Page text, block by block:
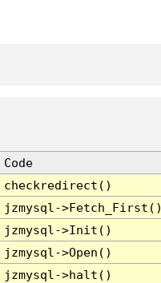
Code
checkredirect()
jzmysql-
jzmysql->Init()
jzmysql->Open()
jzmysql->halt()